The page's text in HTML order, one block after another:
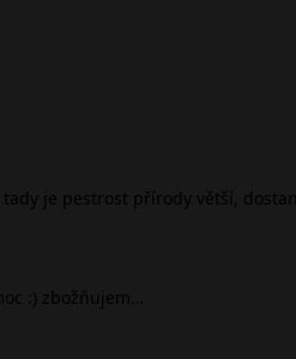
je pestrost přírody větší,
:) zbožňujem…